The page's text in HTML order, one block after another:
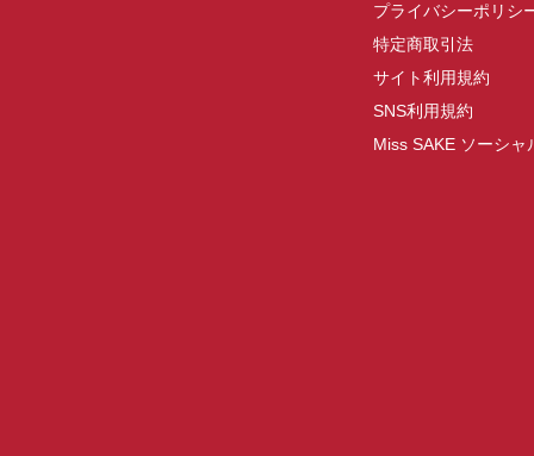
プライバシーポリシ
特定商取引法
サイト利用規約
SNS利用規約
Miss SAKE ソーシ